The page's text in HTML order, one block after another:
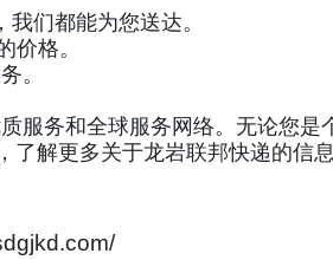
们都能为您送达。
价格。
。
服务和全球服务网络。无论您是
解更多关于龙岩联邦快递的信